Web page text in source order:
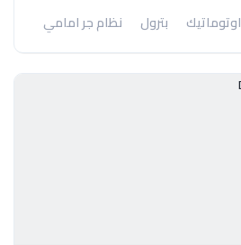
اوتوماتيك بترول نظام جر امامي